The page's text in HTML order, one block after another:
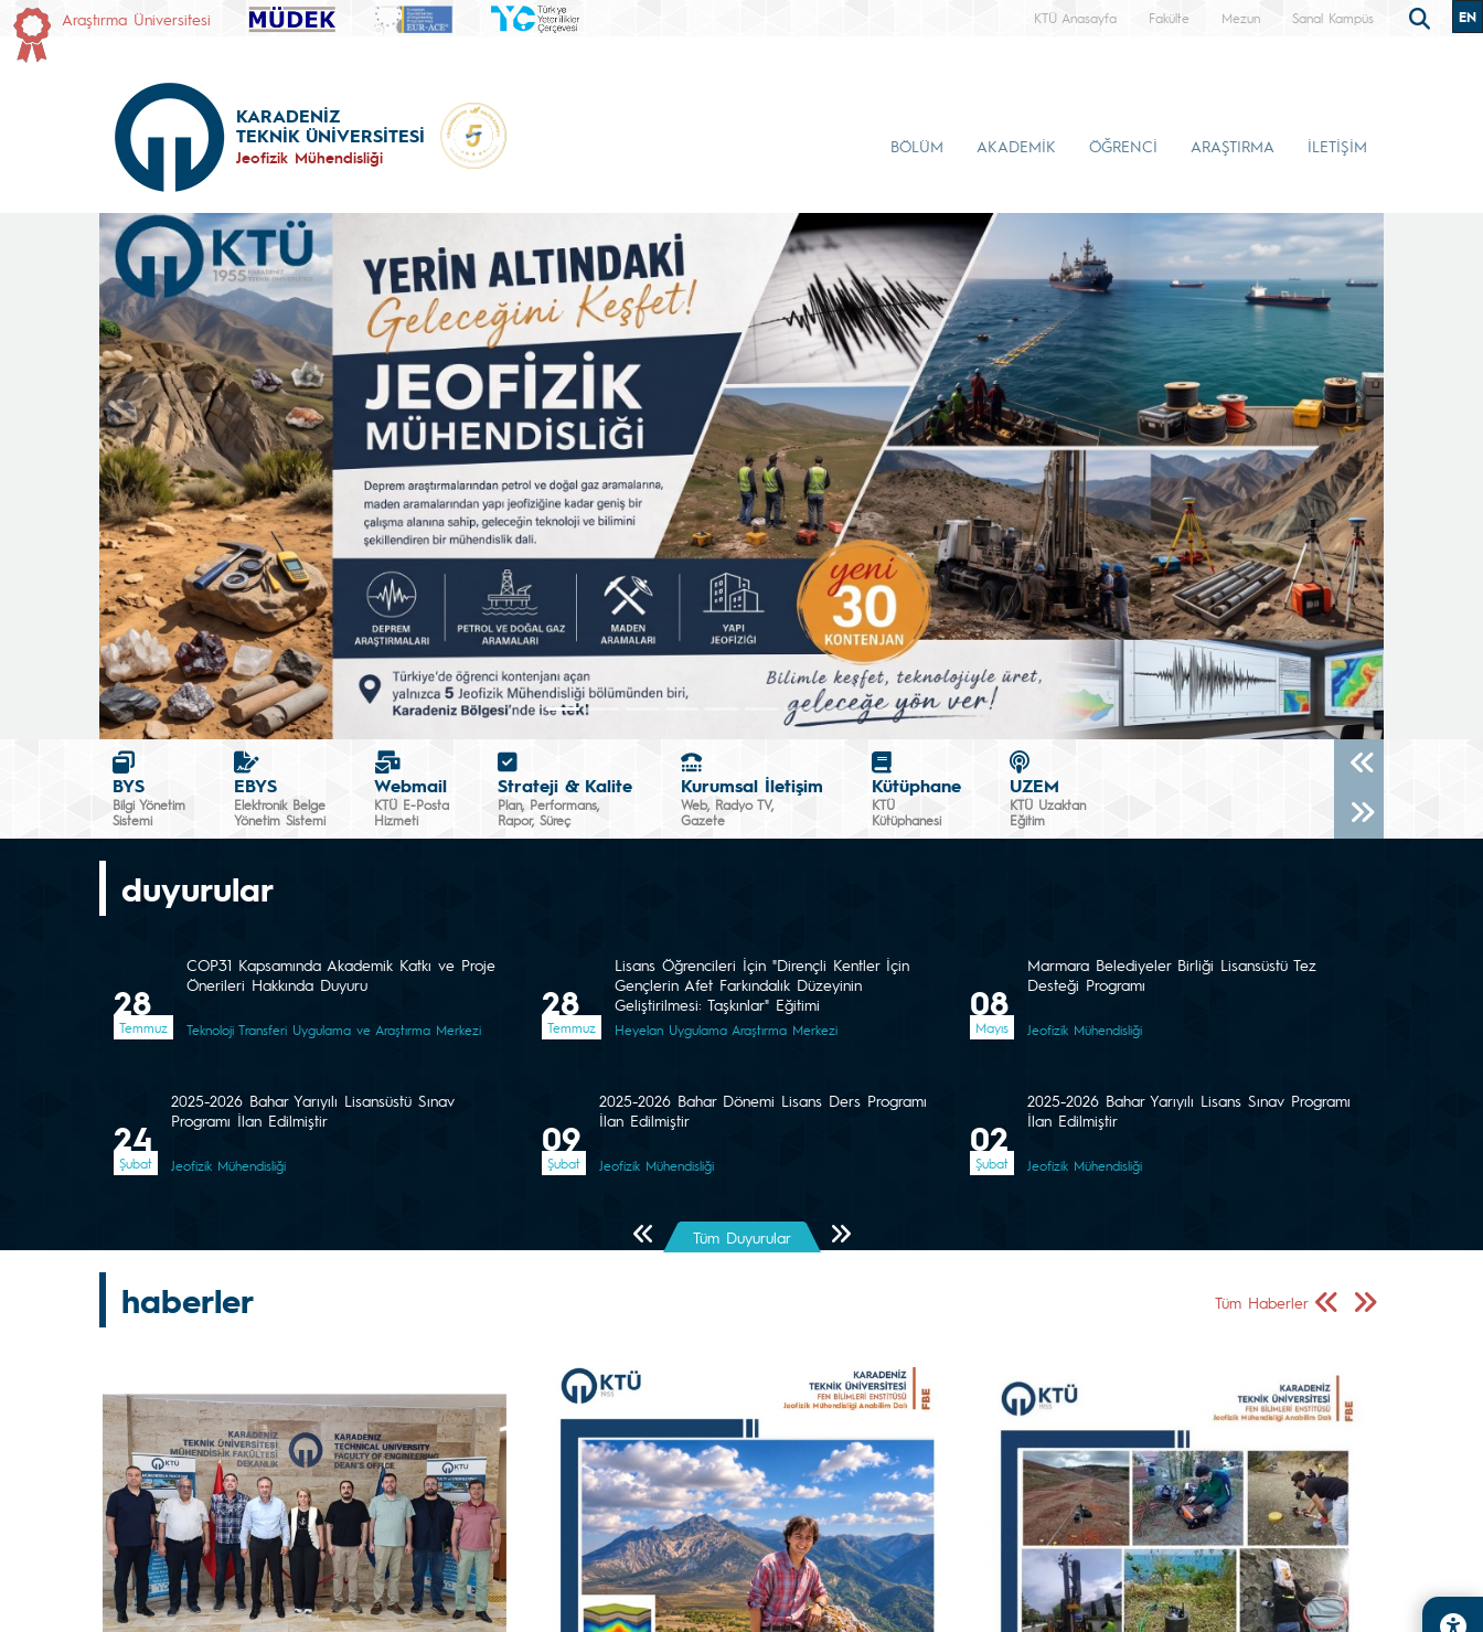
Araştırma Üniversitesi KTÜ Anasayfa Fakülte Mezun Sanal Kampüs EN
KARADENİZ
TEKNİK ÜNİVERSİTESİ
Jeofizik Mühendisliği
BÖLÜM AKADEMİK ÖĞRENCİ ARAŞTIRMA İLETİŞİM
BYS
Bilgi Yönetim
Sistemi
EBYS
Elektronik Belge
Yönetim Sistemi
Webmail
KTÜ E-Posta
Hizmeti
Strateji & Kalite
Plan, Performans,
Rapor, Süreç
Kurumsal İletişim
Web, Radyo TV,
Gazete
Kütüphane
KTÜ
Kütüphanesi
UZEM
KTÜ Uzaktan
Eğitim
duyurular
28
Temmuz
COP31 Kapsamında Akademik Katkı ve Proje
Önerileri Hakkında Duyuru
Teknoloji Transferi Uygulama ve Araştırma Merkezi
28
Temmuz
Lisans Öğrencileri İçin "Dirençli Kentler İçin
Gençlerin Afet Farkındalık Düzeyinin
Geliştirilmesi: Taşkınlar" Eğitimi
Heyelan Uygulama Araştırma Merkezi
08
Mayıs
Marmara Belediyeler Birliği Lisansüstü Tez
Desteği Programı
Jeofizik Mühendisliği
24
Şubat
2025-2026 Bahar Yarıyılı Lisansüstü Sınav
Programı İlan Edilmiştir
Jeofizik Mühendisliği
09
Şubat
2025-2026 Bahar Dönemi Lisans Ders Programı
İlan Edilmiştir
Jeofizik Mühendisliği
02
Şubat
2025-2026 Bahar Yarıyılı Lisans Sınav Programı
İlan Edilmiştir
Jeofizik Mühendisliği
Önceki SayfaTüm Duyurular Sonraki Sayfa
haberler Tüm Haberler
Önceki Sayfa
Sonraki Sayfa